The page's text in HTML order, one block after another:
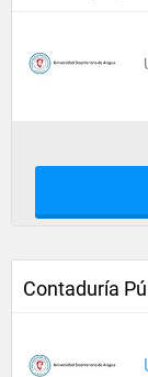
Contaduría